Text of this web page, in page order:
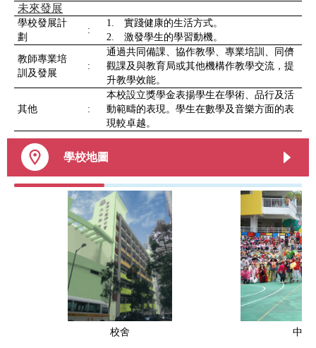
未來發展
學校發展計
劃
:
1. 實踐健康的生活方式。
2. 激發學生的學習動機。
教師專業培
訓及發展
:
通過共同備課、協作教學、專業培訓、同儕
觀課及與教育局或其他機構作教學交流，提
升教學效能。
其他 :
本校設立獎學金表揚學生在學術、品行及活
動範疇的表現。學生在數學及音樂方面的表
現較卓越。
學校地圖
校舍 中華